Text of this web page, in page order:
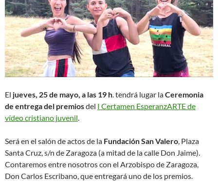
El jueves, 25 de mayo, a las 19 h . tendrá lugar laCeremonia
de entrega del premiosdel I Certamen EsperanzARTE de
vídeo cristiano juvenil
Será en el salón de actos de la Fundación San Valero , Plaza
Santa Cruz, s/n de Zaragoza (a mitad de la calle Don Jaime).
Contaremos entre nosotros con el Arzobispo de Zaragoza,
Don Carlos Escribano, que entregará uno de los premios.